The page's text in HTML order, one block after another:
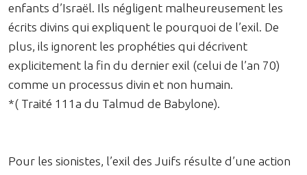
enfants d’Israël. Ils négligent malheureusement les
écrits divins qui expliquent le pourquoi de l’exil. De
plus, ils ignorent les prophéties qui décrivent
explicitement la fin du dernier exil (celui de l’an 70)
comme un processus divin et non humain.
*( Traité 111a du Talmud de Babylone).
Pour les sionistes, l’exil des Juifs résulte d’une action